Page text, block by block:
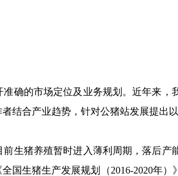
的市场定位及业务规划。近年来，
结合产业趋势，针对公猪站发展提出以
猪养殖暂时进入薄利周期，落后产
国生猪生产发展规划（2016-2020年